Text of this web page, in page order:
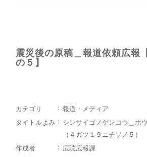
震災後の原稿＿報道依頼広報
の５】
カテゴリ
報道・メディア
タイトルよみ
シンサイゴノゲンコウ＿ホ
（４ガツ１９ニチソノ５）
作成者
広聴広報課